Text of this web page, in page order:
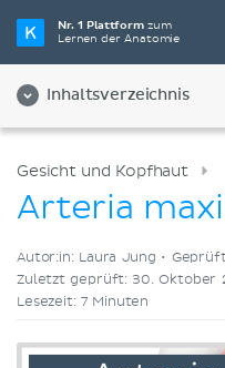
Nr. 1 Plattformzum
Lernen der Anatomie
Inhaltsverzeichnis
Wähle die
Videos
Gesicht und Kopfhaut
Arteria
Autor:in: Laura Jung •
Zuletzt geprüft: 30. Oktober
Lesezeit: 7 Minuten